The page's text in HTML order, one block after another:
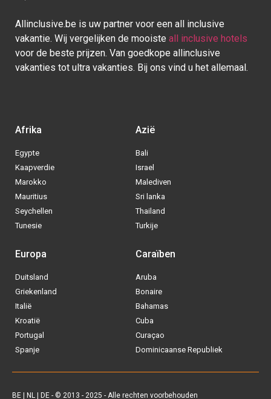
Allinclusive.be is uw partner voor een all inclusive
vakantie. Wij vergelijken de mooiste all inclusive hotels
voor de beste prijzen. Van goedkope allinclusive
vakanties tot ultra vakanties. Bij ons vind u het allemaal.
Afrika
Egypte
Kaapverdie
Marokko
Mauritius
Seychellen
Tunesie
Azië
Bali
Israel
Malediven
Sri lanka
Thailand
Turkije
Europa
Duitsland
Griekenland
Italië
Kroatië
Portugal
Spanje
Caraïben
Aruba
Bonaire
Bahamas
Cuba
Curaçao
Dominicaanse Republiek
BE NL DE - © 2013 - 2025 - Alle rechten voorbehouden
Vakantiediscounter